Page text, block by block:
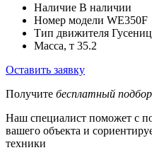
Наличие В наличии
Номер модели WE350F
Тип движителя
Масса, т 35.2
Оставить заявку
Получите бесплатный подбор
Наш специалист поможет с
вашего объекта и
техники